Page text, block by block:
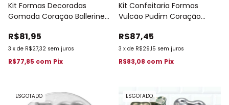
Kit Formas Decoradas
Gomada Coração Ballerine
R$81,95
3 x de R$27,32 sem juros
R$77,85 com Pix
Kit Confeitaria Formas
Vulcão Pudim Coração
R$87,45
3 x de R$29,15 sem juros
R$83,08 com Pix
ESGOTADO ESGOTADO